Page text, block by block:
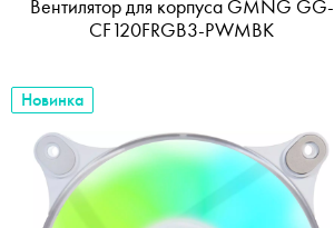
Вентилятор для корпуса GMNG GG-
CF120FRGB3-PWMBK
Новинка